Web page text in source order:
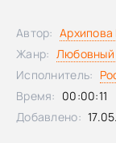
навязанной
встречным
условие. Но
чувства
устанавливает он.
Автор: Архипова
Жанр: Любовный
Исполнитель:
Время: 00:00:11
Добавлено: